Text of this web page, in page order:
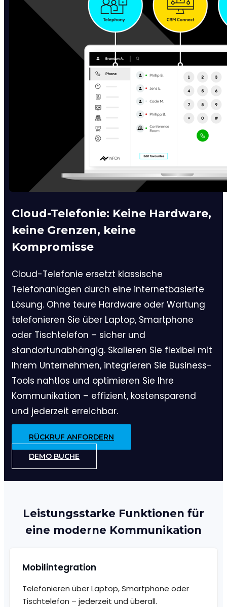
Cloud-Telefonie: Keine Hardware,
keine Grenzen, keine
Kompromisse
Cloud-Telefonie ersetzt klassische
Telefonanlagen durch eine internetbasierte
Lösung. Ohne teure Hardware oder Wartung
telefonieren Sie über Laptop, Smartphone
oder Tischtelefon – sicher und
standortunabhängig. Skalieren Sie flexibel mit
Ihrem Unternehmen, integrieren Sie Business-
Tools nahtlos und optimieren Sie Ihre
Kommunikation – effizient, kostensparend
und jederzeit erreichbar.
RÜCKRUF ANFORDERN
DEMO BUCHE
Leistungsstarke Funktionen für
eine moderne Kommunikation
Mobilintegration
Telefonieren über Laptop, Smartphone oder
Tischtelefon – jederzeit und überall.